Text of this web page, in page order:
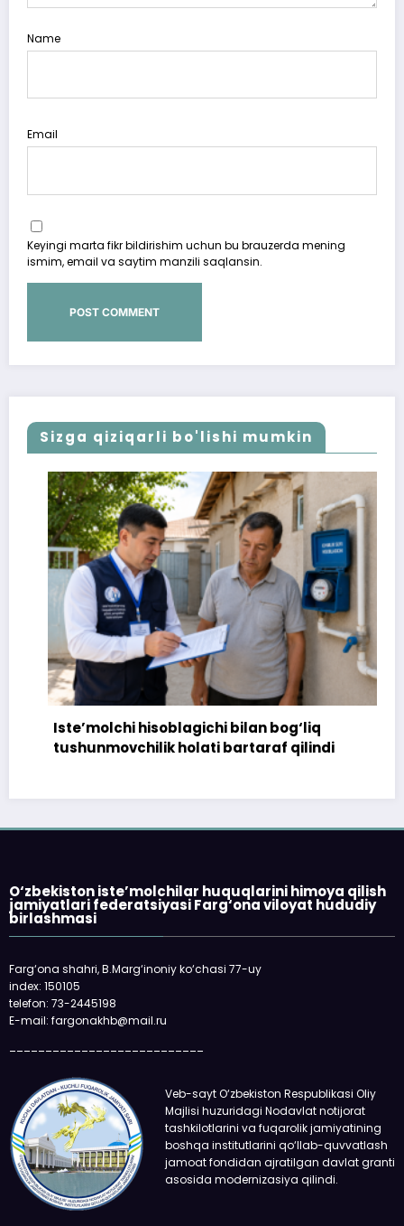
Name
Email
Keyingi marta fikr bildirishim uchun bu brauzerda mening
ismim, email va saytim manzili saqlansin.
Sizga qiziqarli bo'lishi mumkin
Iste’molchi hisoblagichi bilan bog‘liq
tushunmovchilik holati bartaraf qilindi
O‘zbekiston iste’molchilar huquqlarini himoya qilish
jamiyatlari federatsiyasi Farg‘ona viloyat hududiy
birlashmasi
Farg‘ona shahri, B.Marg‘inoniy ko‘chasi 77-uy
index: 150105
telefon: 73-2445198
E-mail: fargonakhb@mail.ru
Veb-sayt O‘zbekiston Respublikasi Oliy
Majlisi huzuridagi Nodavlat notijorat
tashkilotlarini va fuqarolik jamiyatining
boshqa institutlarini qo‘llab-quvvatlash
jamoat fondidan ajratilgan davlat granti
asosida modernizasiya qilindi.